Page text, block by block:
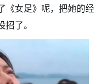
《女足》呢，把她的经
了。